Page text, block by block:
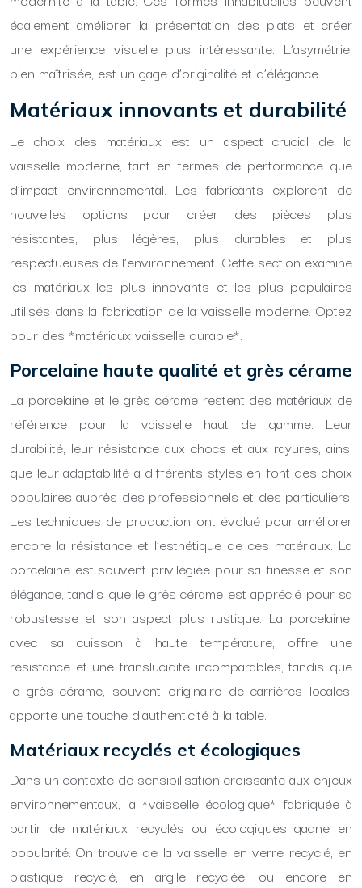
également améliorer la présentation des plats et créer
une expérience visuelle plus intéressante. L’asymétrie,
bien maîtrisée, est un gage d’originalité et d’élégance.
Matériaux innovants et durabilité
Le choix des matériaux est un aspect crucial de la
vaisselle moderne, tant en termes de performance que
d’impact environnemental. Les fabricants explorent de
nouvelles options pour créer des pièces plus
résistantes, plus légères, plus durables et plus
respectueuses de l’environnement. Cette section examine
les matériaux les plus innovants et les plus populaires
utilisés dans la fabrication de la vaisselle moderne. Optez
pour des *matériaux vaisselle durable*.
Porcelaine haute qualité et grès cérame
La porcelaine et le grès cérame restent des matériaux de
référence pour la vaisselle haut de gamme. Leur
durabilité, leur résistance aux chocs et aux rayures, ainsi
que leur adaptabilité à différents styles en font des choix
populaires auprès des professionnels et des particuliers.
Les techniques de production ont évolué pour améliorer
encore la résistance et l’esthétique de ces matériaux. La
porcelaine est souvent privilégiée pour sa finesse et son
élégance, tandis que le grès cérame est apprécié pour sa
robustesse et son aspect plus rustique. La porcelaine,
avec sa cuisson à haute température, offre une
résistance et une translucidité incomparables, tandis que
le grès cérame, souvent originaire de carrières locales,
apporte une touche d’authenticité à la table.
Matériaux recyclés et écologiques
Dans un contexte de sensibilisation croissante aux enjeux
environnementaux, la *vaisselle écologique* fabriquée à
partir de matériaux recyclés ou écologiques gagne en
popularité. On trouve de la vaisselle en verre recyclé, en
plastique recyclé, en argile recyclée, ou encore en